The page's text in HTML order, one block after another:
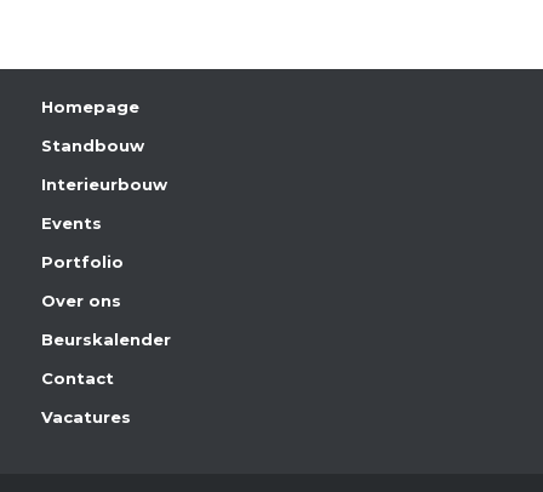
Homepage
Standbouw
Interieurbouw
Events
Portfolio
Over ons
Beurskalender
Contact
Vacatures